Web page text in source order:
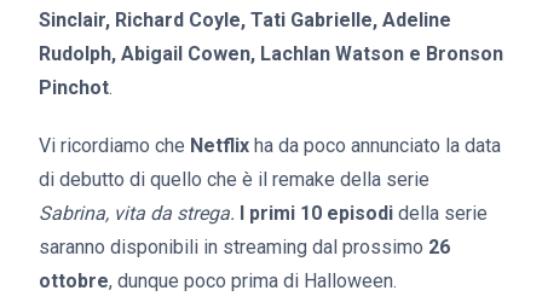
Sinclair, Richard Coyle, Tati Gabrielle, Adeline
Rudolph, Abigail Cowen, Lachlan Watson e Bronson
Pinchot.
Vi ricordiamo che Netflix ha da poco annunciato la data
di debutto di quello che è il remake della serie
Sabrina, vita da strega.
I primi 10 episodi della serie
saranno disponibili in streaming dal prossimo 26
ottobre, dunque poco prima di Halloween.